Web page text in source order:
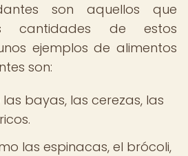
son aquellos que
cantidades de estos
ejemplos de alimentos
son:
bayas, las cerezas, las
las espinacas, el brócoli,